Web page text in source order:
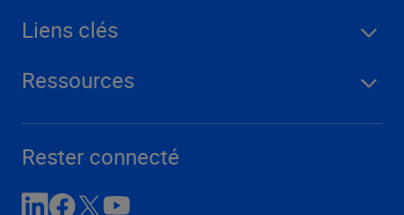
Liens clés
Ressources
Rester connecté